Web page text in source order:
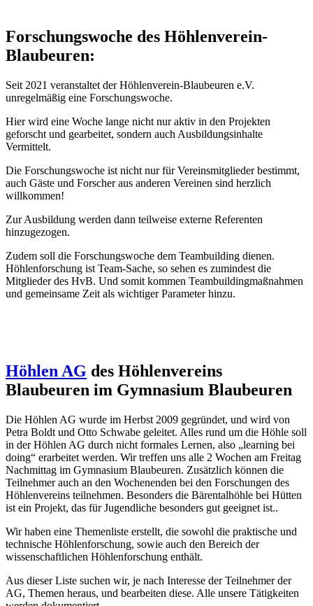
Forschungswoche des Höhlenverein-
Blaubeuren:
Seit 2021 veranstaltet der Höhlenverein-Blaubeuren e.V.
unregelmäßig eine Forschungswoche.
Hier wird eine Woche lange nicht nur aktiv in den Projekten
geforscht und gearbeitet, sondern auch Ausbildungsinhalte
Vermittelt.
Die Forschungswoche ist nicht nur für Vereinsmitglieder bestimmt,
auch Gäste und Forscher aus anderen Vereinen sind herzlich
willkommen!
Zur Ausbildung werden dann teilweise externe Referenten
hinzugezogen.
Zudem soll die Forschungswoche dem Teambuilding dienen.
Höhlenforschung ist Team-Sache, so sehen es zumindest die
Mitglieder des HvB. Und somit kommen Teambuildingmaßnahmen
und gemeinsame Zeit als wichtiger Parameter hinzu.
Höhlen AG des Höhlenvereins
Blaubeuren im Gymnasium Blaubeuren
Die Höhlen AG wurde im Herbst 2009 gegründet, und wird von
Petra Boldt und Otto Schwabe geleitet. Alles rund um die Höhle soll
in der Höhlen AG durch nicht formales Lernen, also „learning bei
doing“ erarbeitet werden. Wir treffen uns alle 2 Wochen am Freitag
Nachmittag im Gymnasium Blaubeuren. Zusätzlich können die
Teilnehmer auch an den Wochenenden bei den Forschungen des
Höhlenvereins teilnehmen. Besonders die Bärentalhöhle bei Hütten
ist ein Projekt, das für Jugendliche besonders gut geeignet ist..
Wir haben eine Themenliste erstellt, die sowohl die praktische und
technische Höhlenforschung, sowie auch den Bereich der
wissenschaftlichen Höhlenforschung enthält.
Aus dieser Liste suchen wir, je nach Interesse der Teilnehmer der
AG, Themen heraus, und bearbeiten diese. Alle unsere Tätigkeiten